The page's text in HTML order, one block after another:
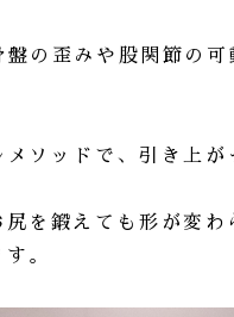
の歪みや股関節の
ソッドで、引き上
を鍛えても形が変
。